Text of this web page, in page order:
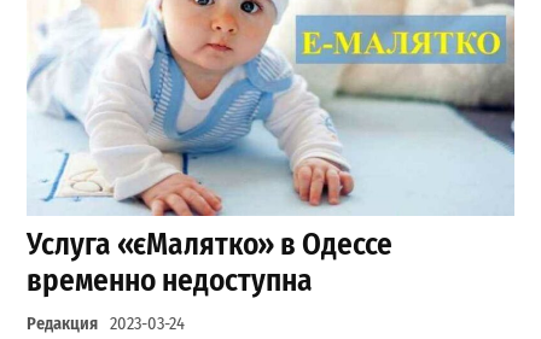
Услуга «єМалятко» в Одессе
временно недоступна
Редакция 2023-03-24